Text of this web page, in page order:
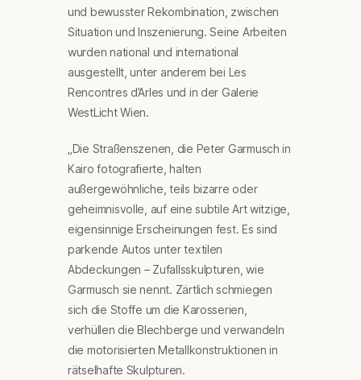
und bewusster Rekombination, zwischen
Situation und Inszenierung. Seine Arbeiten
wurden national und international
ausgestellt, unter anderem bei Les
Rencontres d’Arles und in der Galerie
WestLicht Wien.
„Die Straßenszenen, die Peter Garmusch in
Kairo fotografierte, halten
außergewöhnliche, teils bizarre oder
geheimnisvolle, auf eine subtile Art witzige,
eigensinnige Erscheinungen fest. Es sind
parkende Autos unter textilen
Abdeckungen – Zufallsskulpturen, wie
Garmusch sie nennt. Zärtlich schmiegen
sich die Stoffe um die Karosserien,
verhüllen die Blechberge und verwandeln
die motorisierten Metallkonstruktionen in
rätselhafte Skulpturen.